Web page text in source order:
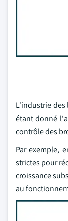
L'industrie des
étant donné
contrôle des
Par exemple,
strictes pour
croissance
au